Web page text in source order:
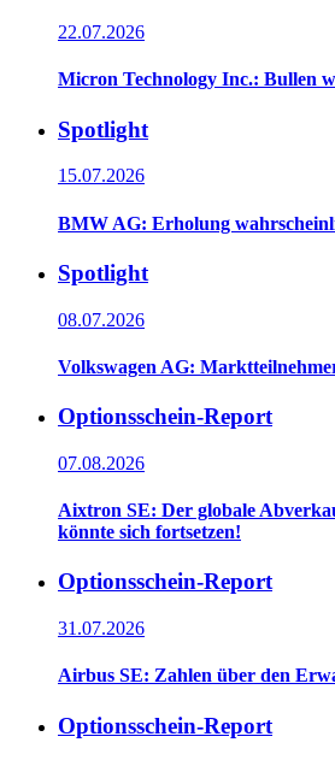
22.07.2026
Micron Technology Inc.: Bullen
Spotlight
15.07.2026
BMW AG: Erholung
Spotlight
08.07.2026
Volkswagen AG:
Optionsschein-Report
07.08.2026
Aixtron SE: Der globale
könnte sich fortsetzen!
Optionsschein-Report
31.07.2026
Airbus SE: Zahlen über den
Optionsschein-Report